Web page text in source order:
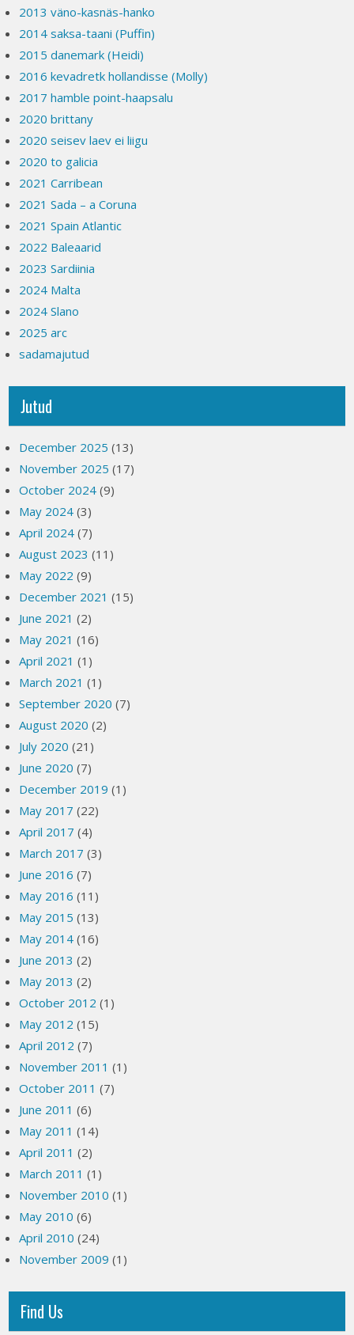
2013 väno-kasnäs-hanko
2014 saksa-taani (Puffin)
2015 danemark (Heidi)
2016 kevadretk hollandisse (Molly)
2017 hamble point-haapsalu
2020 brittany
2020 seisev laev ei liigu
2020 to galicia
2021 Carribean
2021 Sada – a Coruna
2021 Spain Atlantic
2022 Baleaarid
2023 Sardiinia
2024 Malta
2024 Slano
2025 arc
sadamajutud
Jutud
December 2025 (13)
November 2025 (17)
October 2024 (9)
May 2024 (3)
April 2024 (7)
August 2023 (11)
May 2022 (9)
December 2021 (15)
June 2021 (2)
May 2021 (16)
April 2021 (1)
March 2021 (1)
September 2020 (7)
August 2020 (2)
July 2020 (21)
June 2020 (7)
December 2019 (1)
May 2017 (22)
April 2017 (4)
March 2017 (3)
June 2016 (7)
May 2016 (11)
May 2015 (13)
May 2014 (16)
June 2013 (2)
May 2013 (2)
October 2012 (1)
May 2012 (15)
April 2012 (7)
November 2011 (1)
October 2011 (7)
June 2011 (6)
May 2011 (14)
April 2011 (2)
March 2011 (1)
November 2010 (1)
May 2010 (6)
April 2010 (24)
November 2009 (1)
Find Us